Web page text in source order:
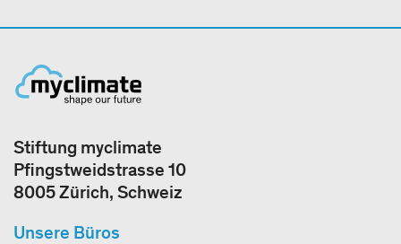
Stiftung myclimate
Pfingstweidstrasse 10
8005 Zürich, Schweiz
Unsere Büros